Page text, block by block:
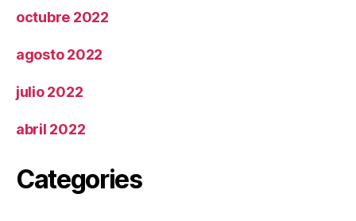
octubre 2022
agosto 2022
julio 2022
abril 2022
Categories